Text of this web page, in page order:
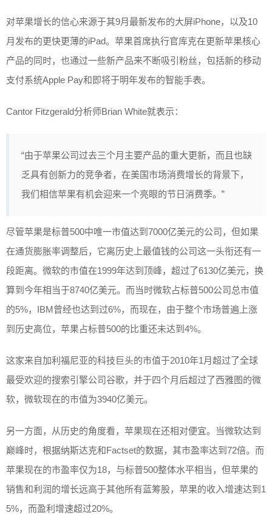
对苹果增长的信心来源于其9月最新发布的大屏iPhone，以及10
月发布的更快更薄的iPad。苹果首席执行官库克在更新苹果核心
产品的同时，也通过一些新产品来不断吸引粉丝，包括新的移动
支付系统Apple Pay和即将于明年发布的智能手表。
Cantor Fitzgerald分析师Brian White就表示：
“由于苹果公司过去三个月主要产品的重大更新，而且也缺
乏具有创新力的竞争者，在美国市场消费增长的背景下，
我们相信苹果有机会迎来一个亮眼的节日消费季。”
尽管苹果是标普500中唯一市值达到7000亿美元的公司，但如果
在通货膨胀率调整后，它离历史上最值钱的公司这一头衔还有一
段距离。微软的市值在1999年达到顶峰，超过了6130亿美元，换
算到今年相当于8740亿美元。而当时微软占标普500公司总市值
的5%，IBM曾经也达到过6%，而现在，由于整个市场普遍上涨
到历史高位，苹果占标普500的比重还未达到4%。
这家来自加利福尼亚的科技巨头的市值于2010年1月超过了全球
最受欢迎的搜索引擎公司谷歌，并于四个月后超过了西雅图的微
软，微软现在的市值为3940亿美元。
另一方面，从历史的角度看，苹果现在还相对便宜。当微软达到
巅峰时，根据纳斯达克和Factset的数据，其市盈率达到72倍。而
苹果现在的市盈率仅为18，与标普500整体水平相当，但苹果的
销售和利润的增长远高于其他所有蓝筹股，苹果的收入增速达到1
5%，而盈利增速超过20%。